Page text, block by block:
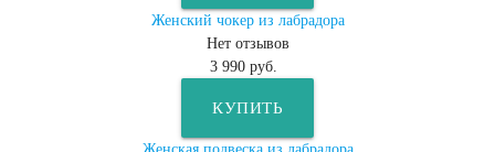
Женский чокер из лабрадора
Нет отзывов
3 990 руб.
КУПИТЬ